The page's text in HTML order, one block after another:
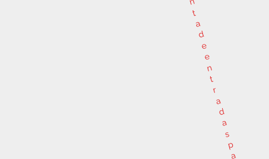
t
a
d
e
e
n
t
r
a
d
a
s
p
a